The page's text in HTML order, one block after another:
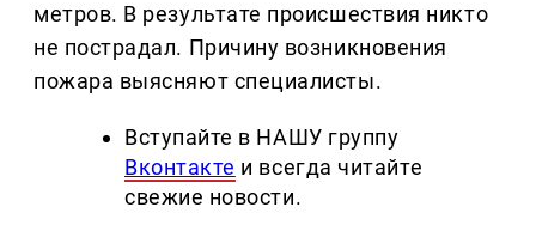
метров. В результате происшествия никто
не пострадал. Причину возникновения
пожара выясняют специалисты.
Вступайте в НАШУ группу
Вконтакте и всегда читайте
свежие новости.